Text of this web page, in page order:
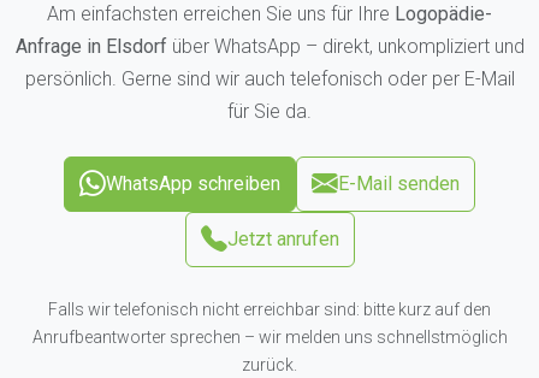
Am einfachsten erreichen Sie uns für Ihre Logopädie-
Anfrage in Elsdorfüber WhatsApp – direkt, unkompliziert und
persönlich. Gerne sind wir auch telefonisch oder per E-Mail
für Sie da.
WhatsApp schreiben E-Mail senden
Jetzt anrufen
Falls wir telefonisch nicht erreichbar sind: bitte kurz auf den
Anrufbeantworter sprechen – wir melden uns schnellstmöglich
zurück.